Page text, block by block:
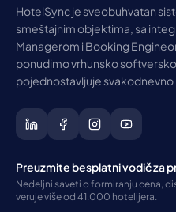
HotelSync je sveobuhvatan
smeštajnim objektima, sa
Managerom i Booking
ponudimo vrhunsko
pojednostavljuje svakodnevno
Preuzmite besplatni vodič za
Nedeljni saveti o formiranju cena,
veruje više od 41.000 hotelijera.